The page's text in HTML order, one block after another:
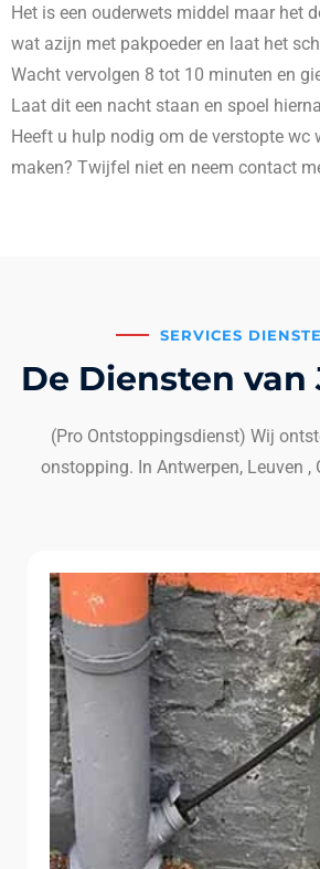
Het is een ouderwets middel maar het
wat azijn met pakpoeder en laat het
Wacht vervolgen 8 tot 10 minuten en
Laat dit een nacht staan en spoel
Heeft u hulp nodig om de verstopte wc
maken? Twijfel niet en neem contact
SERVICES
De Diensten van
(Pro Ontstoppingsdienst) Wij
onstopping. In Antwerpen, Leuven ,